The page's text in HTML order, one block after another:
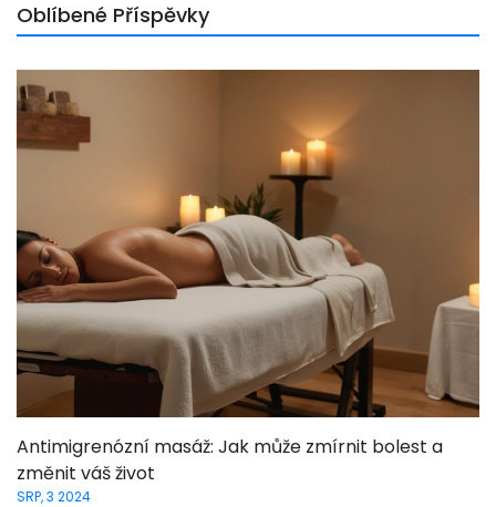
Oblíbené Příspěvky
Antimigrenózní masáž: Jak může zmírnit bolest a
změnit váš život
SRP, 3 2024